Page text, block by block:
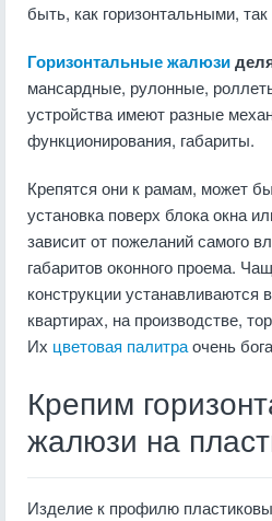
быть, как горизонтальными,
Горизонтальные жалюзи
мансардные, рулонные,
устройства имеют разные
функционирования, габариты.
Крепятся они к рамам, может
установка поверх блока окна
зависит от пожеланий самого
габаритов оконного проема.
конструкции устанавливаются
квартирах, на производстве,
Их цветовая палитраочень
Крепим
жалюзи на
Изделие к профилю